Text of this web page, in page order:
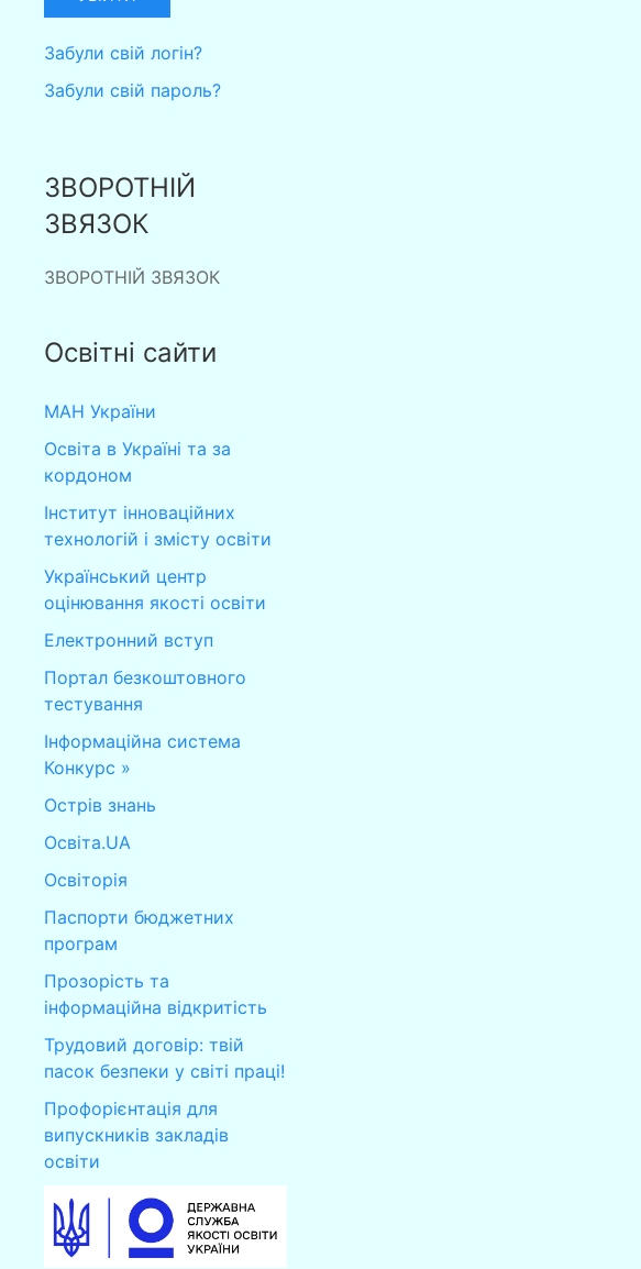
Забули свій логін?
Забули свій пароль?
ЗВОРОТНІЙ
ЗВЯЗОК
ЗВОРОТНІЙ ЗВЯЗОК
Освітні сайти
МАН України
Освіта в Україні та за
кордоном
Інститут інноваційних
технологій і змісту освіти
Український центр
оцінювання якості освіти
Електронний вступ
Портал безкоштовного
тестування
Інформаційна система
Конкурс »
Острів знань
Освіта.UA
Освіторія
Паспорти бюджетних
програм
Прозорість та
інформаційна відкритість
Трудовий договір: твій
пасок безпеки у світі праці!
Профорієнтація для
випускників закладів
освіти